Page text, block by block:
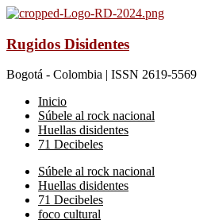
Rugidos Disidentes
Bogotá - Colombia | ISSN 2619-5569
Inicio
Súbele al rock nacional
Huellas disidentes
71 Decibeles
Súbele al rock nacional
Huellas disidentes
71 Decibeles
foco cultural